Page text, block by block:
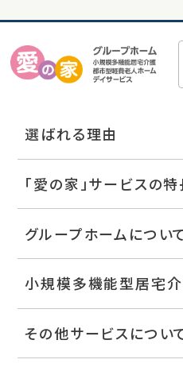
選ばれる理由
「愛の家」サービスの
グループホームについ
小規模多機能型居宅
その他サービスについ